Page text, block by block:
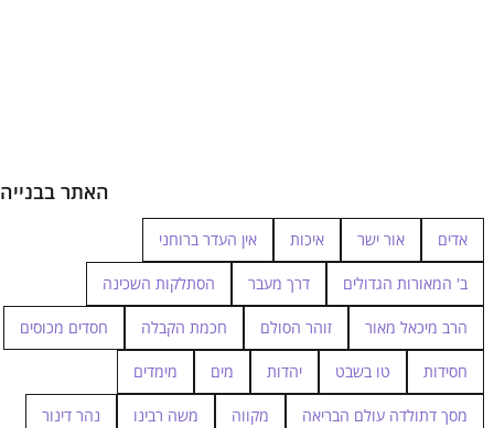
האתר בבנייה
אדים אור ישר איכות אין העדר ברוחני
ב' המאורות הגדולים דרך מעבר הסתלקות השכינה
הרב מיכאל מאור זוהר הסולם חכמת הקבלה חסדים מכוסים
חסידות טו בשבט יהדות מים מימדים
מסך דתולדה עולם הבריאה מקווה משה רבינו נהר דינור